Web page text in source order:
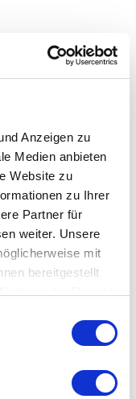
Anzeigen zu
Medien anbieten
Website zu
zu Ihrer
Partner für
weiter. Unsere
mit
bereitgestellt